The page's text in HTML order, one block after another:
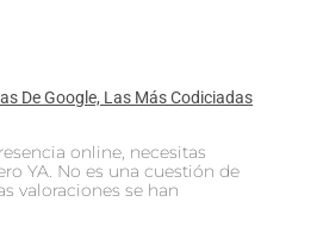
De Google, Las Más Codiciadas
online, necesitas
YA. No es una cuestión de
valoraciones se han